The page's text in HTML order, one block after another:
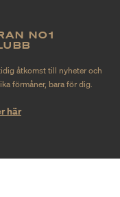
NO1
åtkomst till nyheter och
förmåner, bara för dig.
här